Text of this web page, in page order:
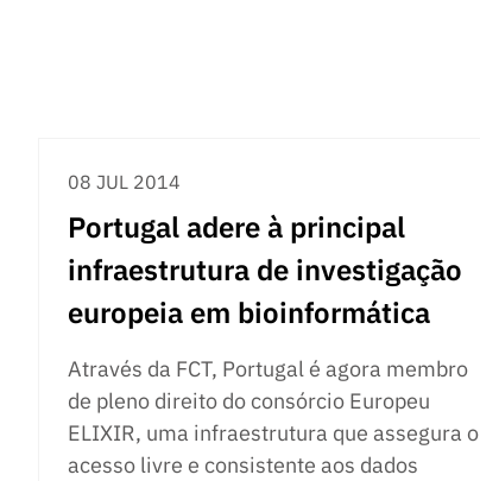
08 JUL 2014
Portugal adere à principal
infraestrutura de investigação
europeia em bioinformática
Através da FCT, Portugal é agora membro
de pleno direito do consórcio Europeu
ELIXIR, uma infraestrutura que assegura o
acesso livre e consistente aos dados